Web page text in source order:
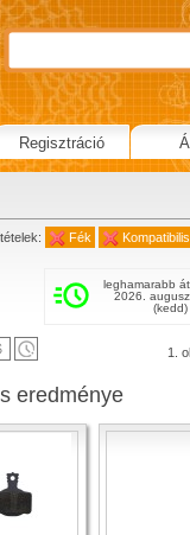
Fék
leghamarabb
2026.
(kedd)
1.
eredménye
Regisztráció